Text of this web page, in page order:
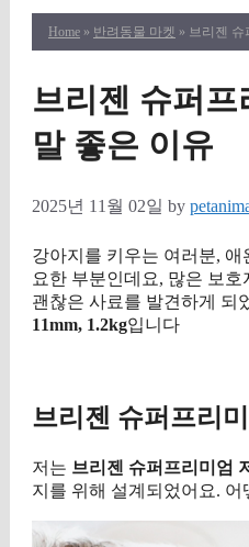
Home » 반려동물 마켓 » 브리젠
브리젠 슈퍼
말 좋은 이유
2025년 11월 02일 by
강아지를 키우는 여러분,
요한 부분인데요, 많은 보
괜찮은 사료를 발견하게 되
11mm, 1.2kg입니다
브리젠 슈퍼프리
저는 브리젠 슈퍼프리미엄
지를 위해 설계되었어요.